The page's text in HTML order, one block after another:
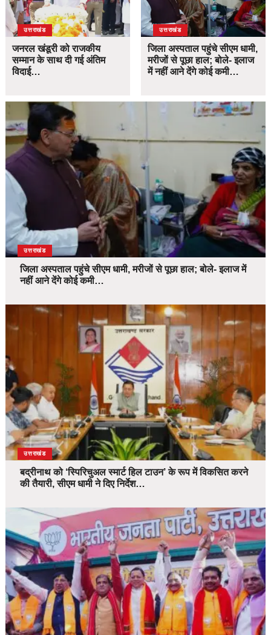
उत्तराखंड
जनरल खंडूरी को राजकीय
सम्मान के साथ दी गई अंतिम
विदाई…
उत्तराखंड
जिला अस्पताल पहुंचे सीएम धामी,
मरीजों से पूछा हाल; बोले- इलाज
में नहीं आने देंगे कोई कमी…
उत्तराखंड
जिला अस्पताल पहुंचे सीएम धामी, मरीजों से पूछा हाल; बोले- इलाज में
नहीं आने देंगे कोई कमी…
उत्तराखंड
बद्रीनाथ को ‘स्पिरिचुअल स्मार्ट हिल टाउन’ के रूप में विकसित करने
की तैयारी, सीएम धामी ने दिए निर्देश…